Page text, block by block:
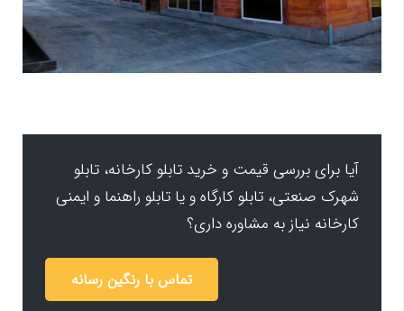
آیا برای بررسی قیمت و خرید تابلو کارخانه، تابلو
شهرک صنعتی، تابلو کارگاه و یا تابلو راهنما و ایمنی
کارخانه نیاز به مشاوره داری؟
تماس با رنگین رسانه